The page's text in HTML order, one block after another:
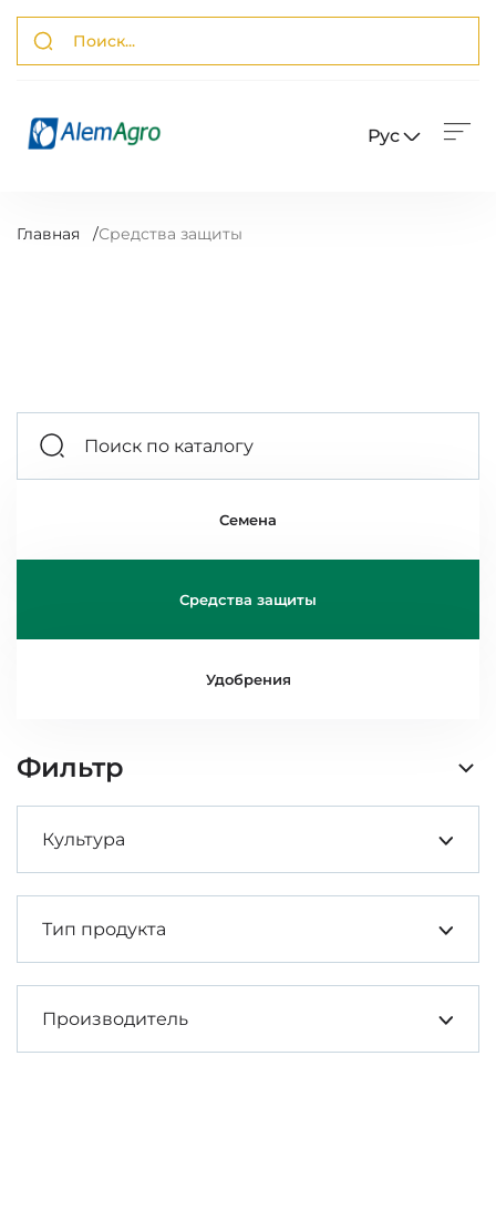
Рус
Главная /Средства защиты
Семена
Средства защиты
Удобрения
Фильтр
Культура
Тип продукта
Производитель